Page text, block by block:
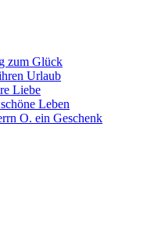
zum Glück
Urlaub
Liebe
Leben
O. ein Geschenk